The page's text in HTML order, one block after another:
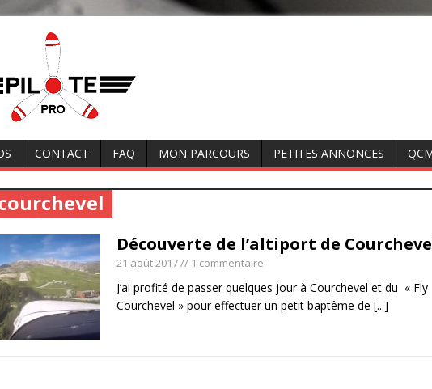
CONTACT FAQ MON PARCOURS PETITES ANNONCES
Découverte de l’altiport de
21 août 2017// 1 commentaire
J’ai profité de passer quelques jour à Courchevel et du « Fly
Courchevel » pour effectuer un petit baptême de [...]